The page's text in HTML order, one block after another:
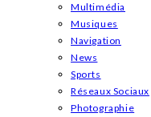
Multimédia
Musiques
Navigation
News
Sports
Réseaux Sociaux
Photographie